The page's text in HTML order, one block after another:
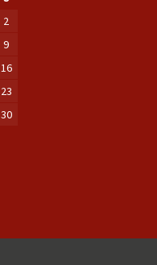
2
9
16
23
30